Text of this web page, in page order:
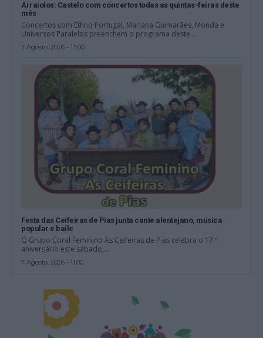
Arraiolos: Castelo com concertos todas as quintas-feiras deste
mês
Concertos com Ethno Portugal, Mariana Guimarães, Monda e
Universos Paralelos preenchem o programa deste...
7 Agosto, 2026 - 13:00
Festa das Ceifeiras de Pias junta cante alentejano, música
popular e baile
O Grupo Coral Feminino As Ceifeiras de Pias celebra o 17.º
aniversário este sábado,...
7 Agosto, 2026 - 11:00